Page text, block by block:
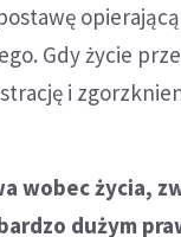
Gdy życie
i
wobec życia,
dużym